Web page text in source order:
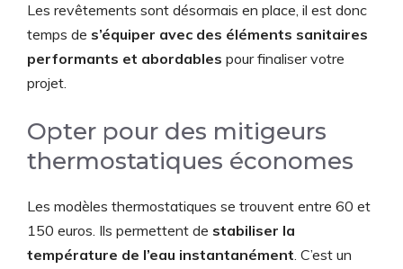
Les revêtements sont désormais en place, il est donc
temps de s’équiper avec des éléments sanitaires
performants et abordables pour finaliser votre
projet.
Opter pour des mitigeurs
thermostatiques économes
Les modèles thermostatiques se trouvent entre 60 et
150 euros. Ils permettent de stabiliser la
température de l’eau instantanément. C’est un